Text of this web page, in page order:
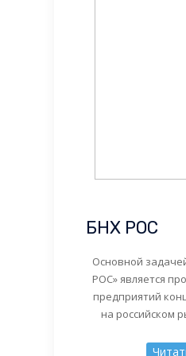
БНХ РОС
Основной
РОС» является
предприятий
на российском
контактов с